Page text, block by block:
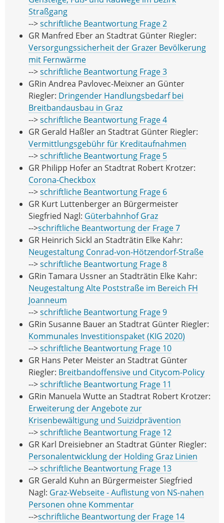
Straßgang
-->schriftliche Beantwortung Frage 2
GR Manfred Eber an Stadtrat Günter Riegler:
Versorgungssicherheit der Grazer Bevölkerung
mit Fernwärme
-->schriftliche Beantwortung Frage 3
GRin Andrea Pavlovec-Meixner an Günter
Riegler: Dringender Handlungsbedarf bei
Breitbandausbau in Graz
-->schriftliche Beantwortung Frage 4
GR Gerald Haßler an Stadtrat Günter Riegler:
Vermittlungsgebühr für Kreditaufnahmen
-->schriftliche Beantwortung Frage 5
GR Philipp Hofer an Stadtrat Robert Krotzer:
Corona-Checkbox
-->schriftliche Beantwortung Frage 6
GR Kurt Luttenberger an Bürgermeister
Siegfried Nagl: Güterbahnhof Graz
-->schriftliche Beantwortung der Frage 7
GR Heinrich Sickl an Stadträtin Elke Kahr:
Neugestaltung Conrad-von-Hötzendorf-Straße
-->schriftliche Beantwortung Frage 8
GRin Tamara Ussner an Stadträtin Elke Kahr:
Neugestaltung Alte Poststraße im Bereich FH
Joanneum
-->schriftliche Beantwortung Frage 9
GRin Susanne Bauer an Stadtrat Günter Riegler:
Kommunales Investitionspaket (KIG 2020)
-->schriftliche Beantwortung Frage 10
GR Hans Peter Meister an Stadtrat Günter
Riegler: Breitbandoffensive und Citycom-Policy
-->schriftliche Beantwortung Frage 11
GRin Manuela Wutte an Stadtrat Robert Krotzer:
Erweiterung der Angebote zur
Krisenbewältigung und Suizidprävention
-->schriftliche Beantwortung Frage 12
GR Karl Dreisiebner an Stadtrat Günter Riegler:
Personalentwicklung der Holding Graz Linien
-->schriftliche Beantwortung Frage 13
GR Gerald Kuhn an Bürgermeister Siegfried
Nagl: Graz-Webseite - Auflistung von NS-nahen
Personen ohne Kommentar
-->schriftliche Beantwortung der Frage 14